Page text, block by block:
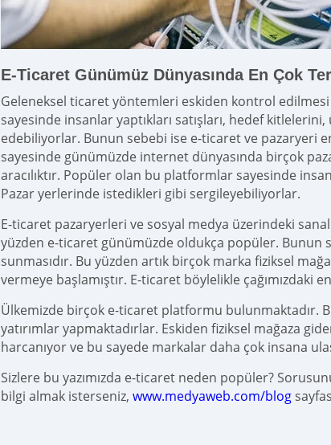
E-Ticaret Günümüz Dünyasında En Çok
Geleneksel ticaret yöntemleri eskiden kontrol
sayesinde insanlar yaptıkları satışları, hedef
edebiliyorlar. Bunun sebebi ise e-ticaret ve pazaryeri
sayesinde günümüzde internet dünyasında birçok
aracılıktır. Popüler olan bu platformlar sayesinde
Pazar yerlerinde istedikleri gibi sergileyebiliyorlar.
E-ticaret pazaryerleri ve sosyal medya üzerindeki
yüzden e-ticaret günümüzde oldukça popüler. Bunun
sunmasıdır. Bu yüzden artık birçok marka fiziksel
vermeye başlamıştır. E-ticaret böylelikle
Ülkemizde birçok e-ticaret platformu bulunmaktadır.
yatırımlar yapmaktadırlar. Eskiden fiziksel mağaza
harcanıyor ve bu sayede markalar daha çok insana
Sizlere bu yazımızda e-ticaret neden popüler?
bilgi almak isterseniz, www.medyaweb.com/blog